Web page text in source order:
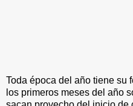
Toda época del año tiene su
los primeros meses del año